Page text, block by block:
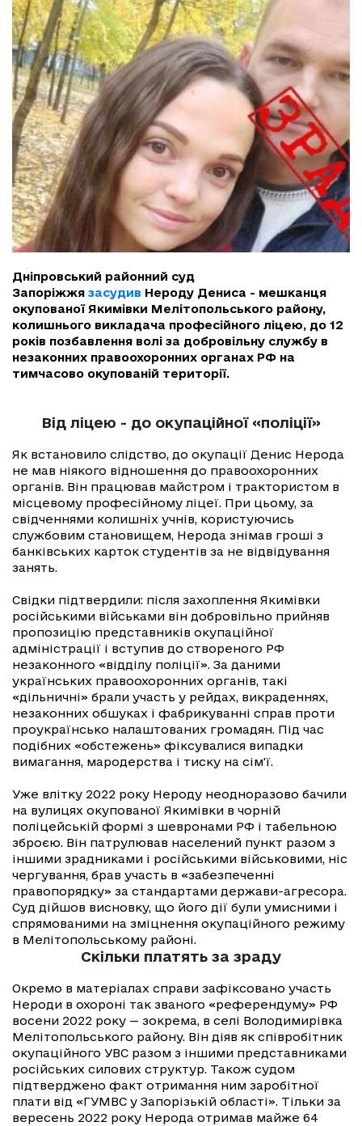
Дніпровський районний суд
Запоріжжя засудив Нероду Дениса - мешканця
окупованої Якимівки Мелітопольського району,
колишнього викладача професійного ліцею, до 12
років позбавлення волі за добровільну службу в
незаконних правоохоронних органах РФ на
тимчасово окупованій території.
Від ліцею - до окупаційної «поліції»
Як встановило слідство, до окупації Денис Нерода
не мав ніякого відношення до правоохоронних
органів. Він працював майстром і трактористом в
місцевому професійному ліцеї. При цьому, за
свідченнями колишніх учнів, користуючись
службовим становищем, Нерода знімав гроші з
банківських карток студентів за не відвідування
занять.
Свідки підтвердили: після захоплення Якимівки
російськими військами він добровільно прийняв
пропозицію представників окупаційної
адміністрації і вступив до створеного РФ
незаконного «відділу поліції». За даними
українських правоохоронних органів, такі
«дільничні» брали участь у рейдах, викраденнях,
незаконних обшуках і фабрикуванні справ проти
проукраїнсько налаштованих громадян. Під час
подібних «обстежень» фіксувалися випадки
вимагання, мародерства і тиску на сім'ї.
Уже влітку 2022 року Нероду неодноразово бачили
на вулицях окупованої Якимівки в чорній
поліцейській формі з шевронами РФ і табельною
зброєю. Він патрулював населений пункт разом з
іншими зрадниками і російськими військовими, ніс
чергування, брав участь в «забезпеченні
правопорядку» за стандартами держави-агресора.
Суд дійшов висновку, що його дії були умисними і
спрямованими на зміцнення окупаційного режиму
в Мелітопольському районі.
Скільки платять за зраду
Окремо в матеріалах справи зафіксовано участь
Нероди в охороні так званого «референдуму» РФ
восени 2022 року — зокрема, в селі Володимирівка
Мелітопольського району. Він діяв як співробітник
окупаційного УВС разом з іншими представниками
російських силових структур. Також судом
підтверджено факт отримання ним заробітної
плати від «ГУМВС у Запорізькій області». Тільки за
вересень 2022 року Нерода отримав майже 64